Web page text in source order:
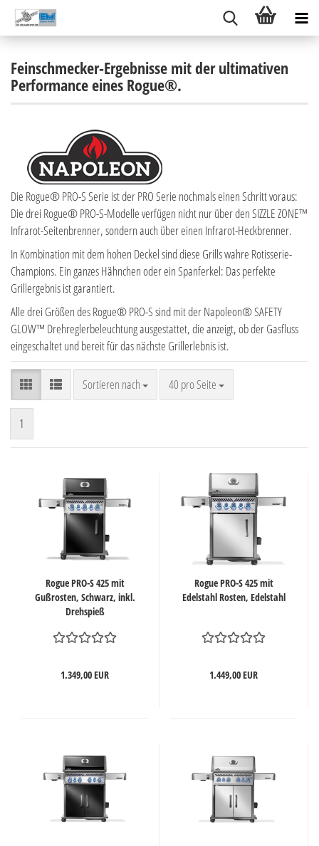
Feinschmecker-Ergebnisse mit der ultimativen
Performance eines Rogue®.
Die Rogue® PRO-S Serie ist der PRO Serie nochmals einen Schritt voraus:
Die drei Rogue® PRO-S-Modelle verfügen nicht nur über den SIZZLE ZONE™
Infrarot-Seitenbrenner, sondern auch über einen Infrarot-Heckbrenner.
In Kombination mit dem hohen Deckel sind diese Grills wahre Rotisserie-
Champions. Ein ganzes Hähnchen oder ein Spanferkel: Das perfekte
Grillergebnis ist garantiert.
Alle drei Größen des Rogue® PRO-S sind mit der Napoleon® SAFETY
GLOW™ Drehreglerbeleuchtung ausgestattet, die anzeigt, ob der Gasfluss
eingeschaltet und bereit für das nächste Grillerlebnis ist.
Sortieren nach
Sortieren nach 40 pro Seite
pro Seite
1
Rogue PRO-S 425 mit
Gußrosten, Schwarz, inkl.
Drehspieß
1.349,00 EUR
Rogue PRO-S 425 mit
Edelstahl Rosten, Edelstahl
1.449,00 EUR